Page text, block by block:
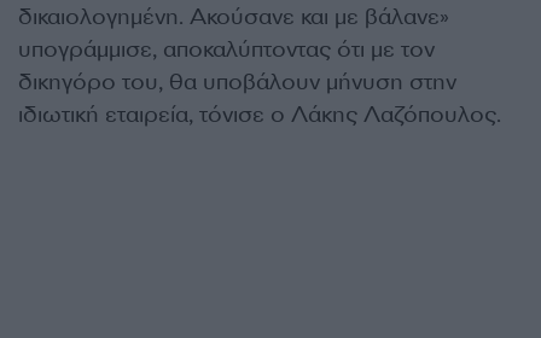
δικαιολογημένη. Ακούσανε και με βάλανε»
υπογράμμισε, αποκαλύπτοντας ότι με τον
δικηγόρο του, θα υποβάλουν μήνυση στην
ιδιωτική εταιρεία, τόνισε ο Λάκης Λαζόπουλος.